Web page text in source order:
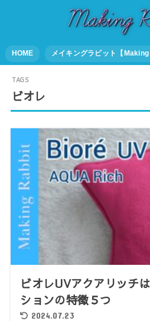
HOME メイキングラビット【
ビオレ
ビオレUVアクアリッチ
ションの特徴５つ
2024.07.23